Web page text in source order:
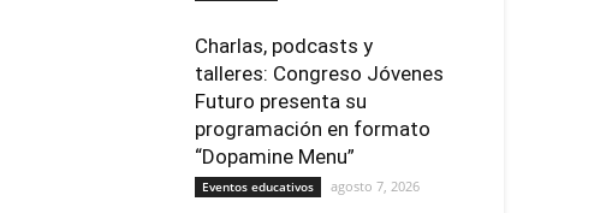
Charlas, podcasts y
talleres: Congreso Jóvenes
Futuro presenta su
programación en formato
“Dopamine Menu”
Eventos educativos agosto 7, 2026